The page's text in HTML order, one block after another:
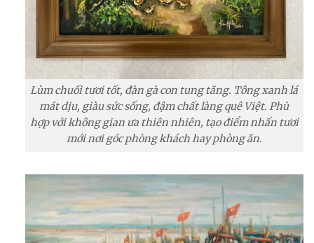
Lùm chuối tươi tốt, đàn gà con tung tăng. Tông xanh lá
mát dịu, giàu sức sống, đậm chất làng quê Việt. Phù
hợp với không gian ưa thiên nhiên, tạo điểm nhấn tươi
mới nơi góc phòng khách hay phòng ăn.